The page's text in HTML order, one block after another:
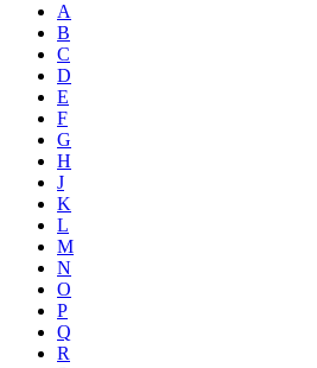
A
B
C
D
E
F
G
H
J
K
L
M
N
O
P
Q
R